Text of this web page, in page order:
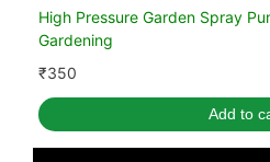
High Pressure Garden Spray
Gardening
₹350
Add to